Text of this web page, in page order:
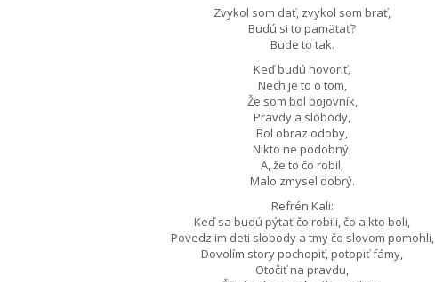
Zvykol som dať, zvykol som brať,
Budú si to pamätať?
Bude to tak.
Keď budú hovoriť,
Nech je to o tom,
Že som bol bojovník,
Pravdy a slobody,
Bol obraz odoby,
Nikto ne podobný,
A, že to čo robil,
Malo zmysel dobrý.
Refrén Kali:
Keď sa budú pýtať čo robili, čo a kto boli,
Povedz im deti slobody a tmy čo slovom pomohli,
Dovolím story pochopiť, potopiť fámy,
Otočiť na pravdu,